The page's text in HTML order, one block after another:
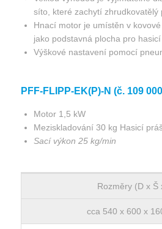
síto, které zachytí zhrudkovatělý
Hnací motor je umístěn v
jako podstavná plocha pro hasicí
Výškové nastavení pomocí
PFF-FLIPP-EK(P)-N (č. 109
Motor 1,5 kW
Meziskladování 30 kg Hasicí
Sací výkon 25 kg/min
Rozměry (D x Š
cca 540 x 600 x